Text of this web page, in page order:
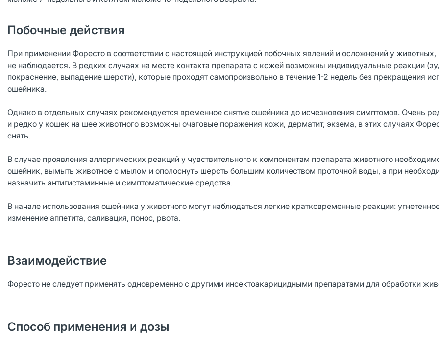
Побочные действия
При применении Форесто в соответствии с настоящей инструкцией побочных явлений и осложнений у животных,
не наблюдается. В редких случаях на месте контакта препарата с кожей возможны индивидуальные реакции
покраснение, выпадение шерсти), которые проходят самопроизвольно в течение 1-2 недель без прекращения
ошейника.
Однако в отдельных случаях рекомендуется временное снятие ошейника до исчезновения симптомов. Очень
и редко у кошек на шее животного возможны очаговые поражения кожи, дерматит, экзема, в этих случаях
снять.
В случае проявления аллергических реакций у чувствительного к компонентам препарата животного
ошейник, вымыть животное с мылом и ополоснуть шерсть большим количеством проточной воды, а при
назначить антигистаминные и симптоматические средства.
В начале использования ошейника у животного могут наблюдаться легкие кратковременные реакции:
изменение аппетита, саливация, понос, рвота.
Взаимодействие
Форесто не следует применять одновременно с другими инсектоакарицидными препаратами для обработки
Способ применения и дозы